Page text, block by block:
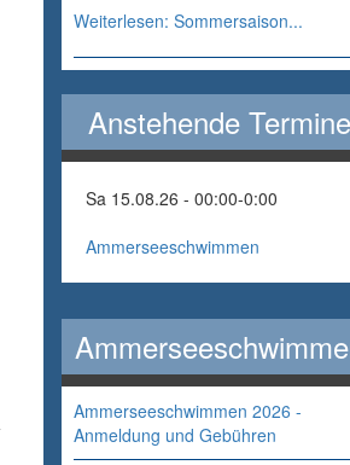
Weiterlesen: Sommersaison...
Anstehende Termine
Sa 15.08.26 - 00:00-0:00
Ammerseeschwimmen
Ammerseeschwimmen 2026 -
Anmeldung und Gebühren